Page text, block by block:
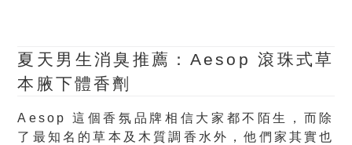
夏天男生消臭推薦：Aesop 滾珠式草
本腋下體香劑
Aesop 這個香氛品牌相信大家都不陌生，而除
了最知名的草本及木質調香水外，他們家其實也